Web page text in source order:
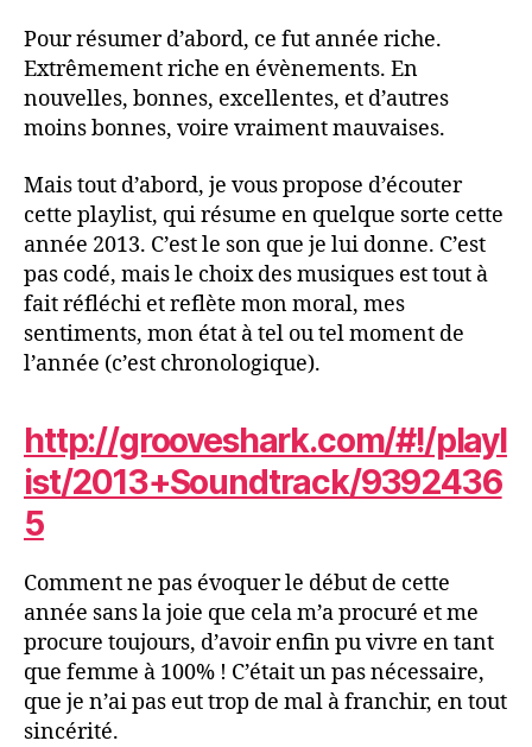
Pour résumer d’abord, ce fut année riche.
Extrêmement riche en évènements. En
nouvelles, bonnes, excellentes, et d’autres
moins bonnes, voire vraiment mauvaises.
Mais tout d’abord, je vous propose d’écouter
cette playlist, qui résume en quelque sorte cette
année 2013. C’est le son que je lui donne. C’est
pas codé, mais le choix des musiques est tout à
fait réfléchi et reflète mon moral, mes
sentiments, mon état à tel ou tel moment de
l’année (c’est chronologique).
http://grooveshark.com/#!/playl
ist/2013+Soundtrack/9392436
5
Comment ne pas évoquer le début de cette
année sans la joie que cela m’a procuré et me
procure toujours, d’avoir enfin pu vivre en tant
que femme à 100% ! C’était un pas nécessaire,
que je n’ai pas eut trop de mal à franchir, en tout
sincérité.